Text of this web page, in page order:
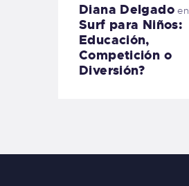
Diana Delgadoen
Surf para Niños:
Educación,
Competición o
Diversión?